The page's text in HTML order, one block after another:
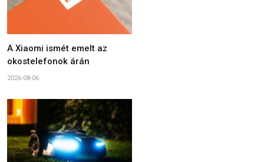
A Xiaomi ismét emelt az
okostelefonok árán
2026-08-06